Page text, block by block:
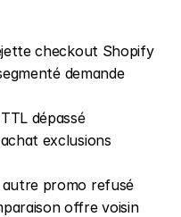
checkout Shopify
demande
dépassé
exclusions
promo refusé
offre voisin